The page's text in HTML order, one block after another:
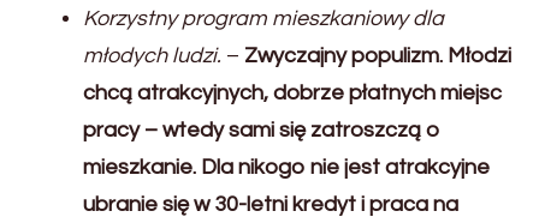
Korzystny program mieszkaniowy dla
młodych ludzi. – Zwyczajny populizm. Młodzi
chcą atrakcyjnych, dobrze płatnych miejsc
pracy – wtedy sami się zatroszczą o
mieszkanie. Dla nikogo nie jest atrakcyjne
ubranie się w 30-letni kredyt i praca na